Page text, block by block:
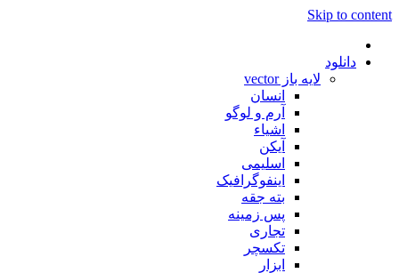
Skip to content
دانلود
لایه باز vector
انسان
آرم و لوگو
اشیاء
آیکن
اسلیمی
اینفوگرافیک
بته جقه
پس زمینه
تجاری
تکسچر
ابزار